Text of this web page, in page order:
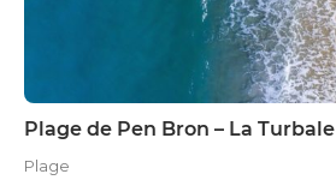
Plage de Pen Bron – La Turbale
Plage